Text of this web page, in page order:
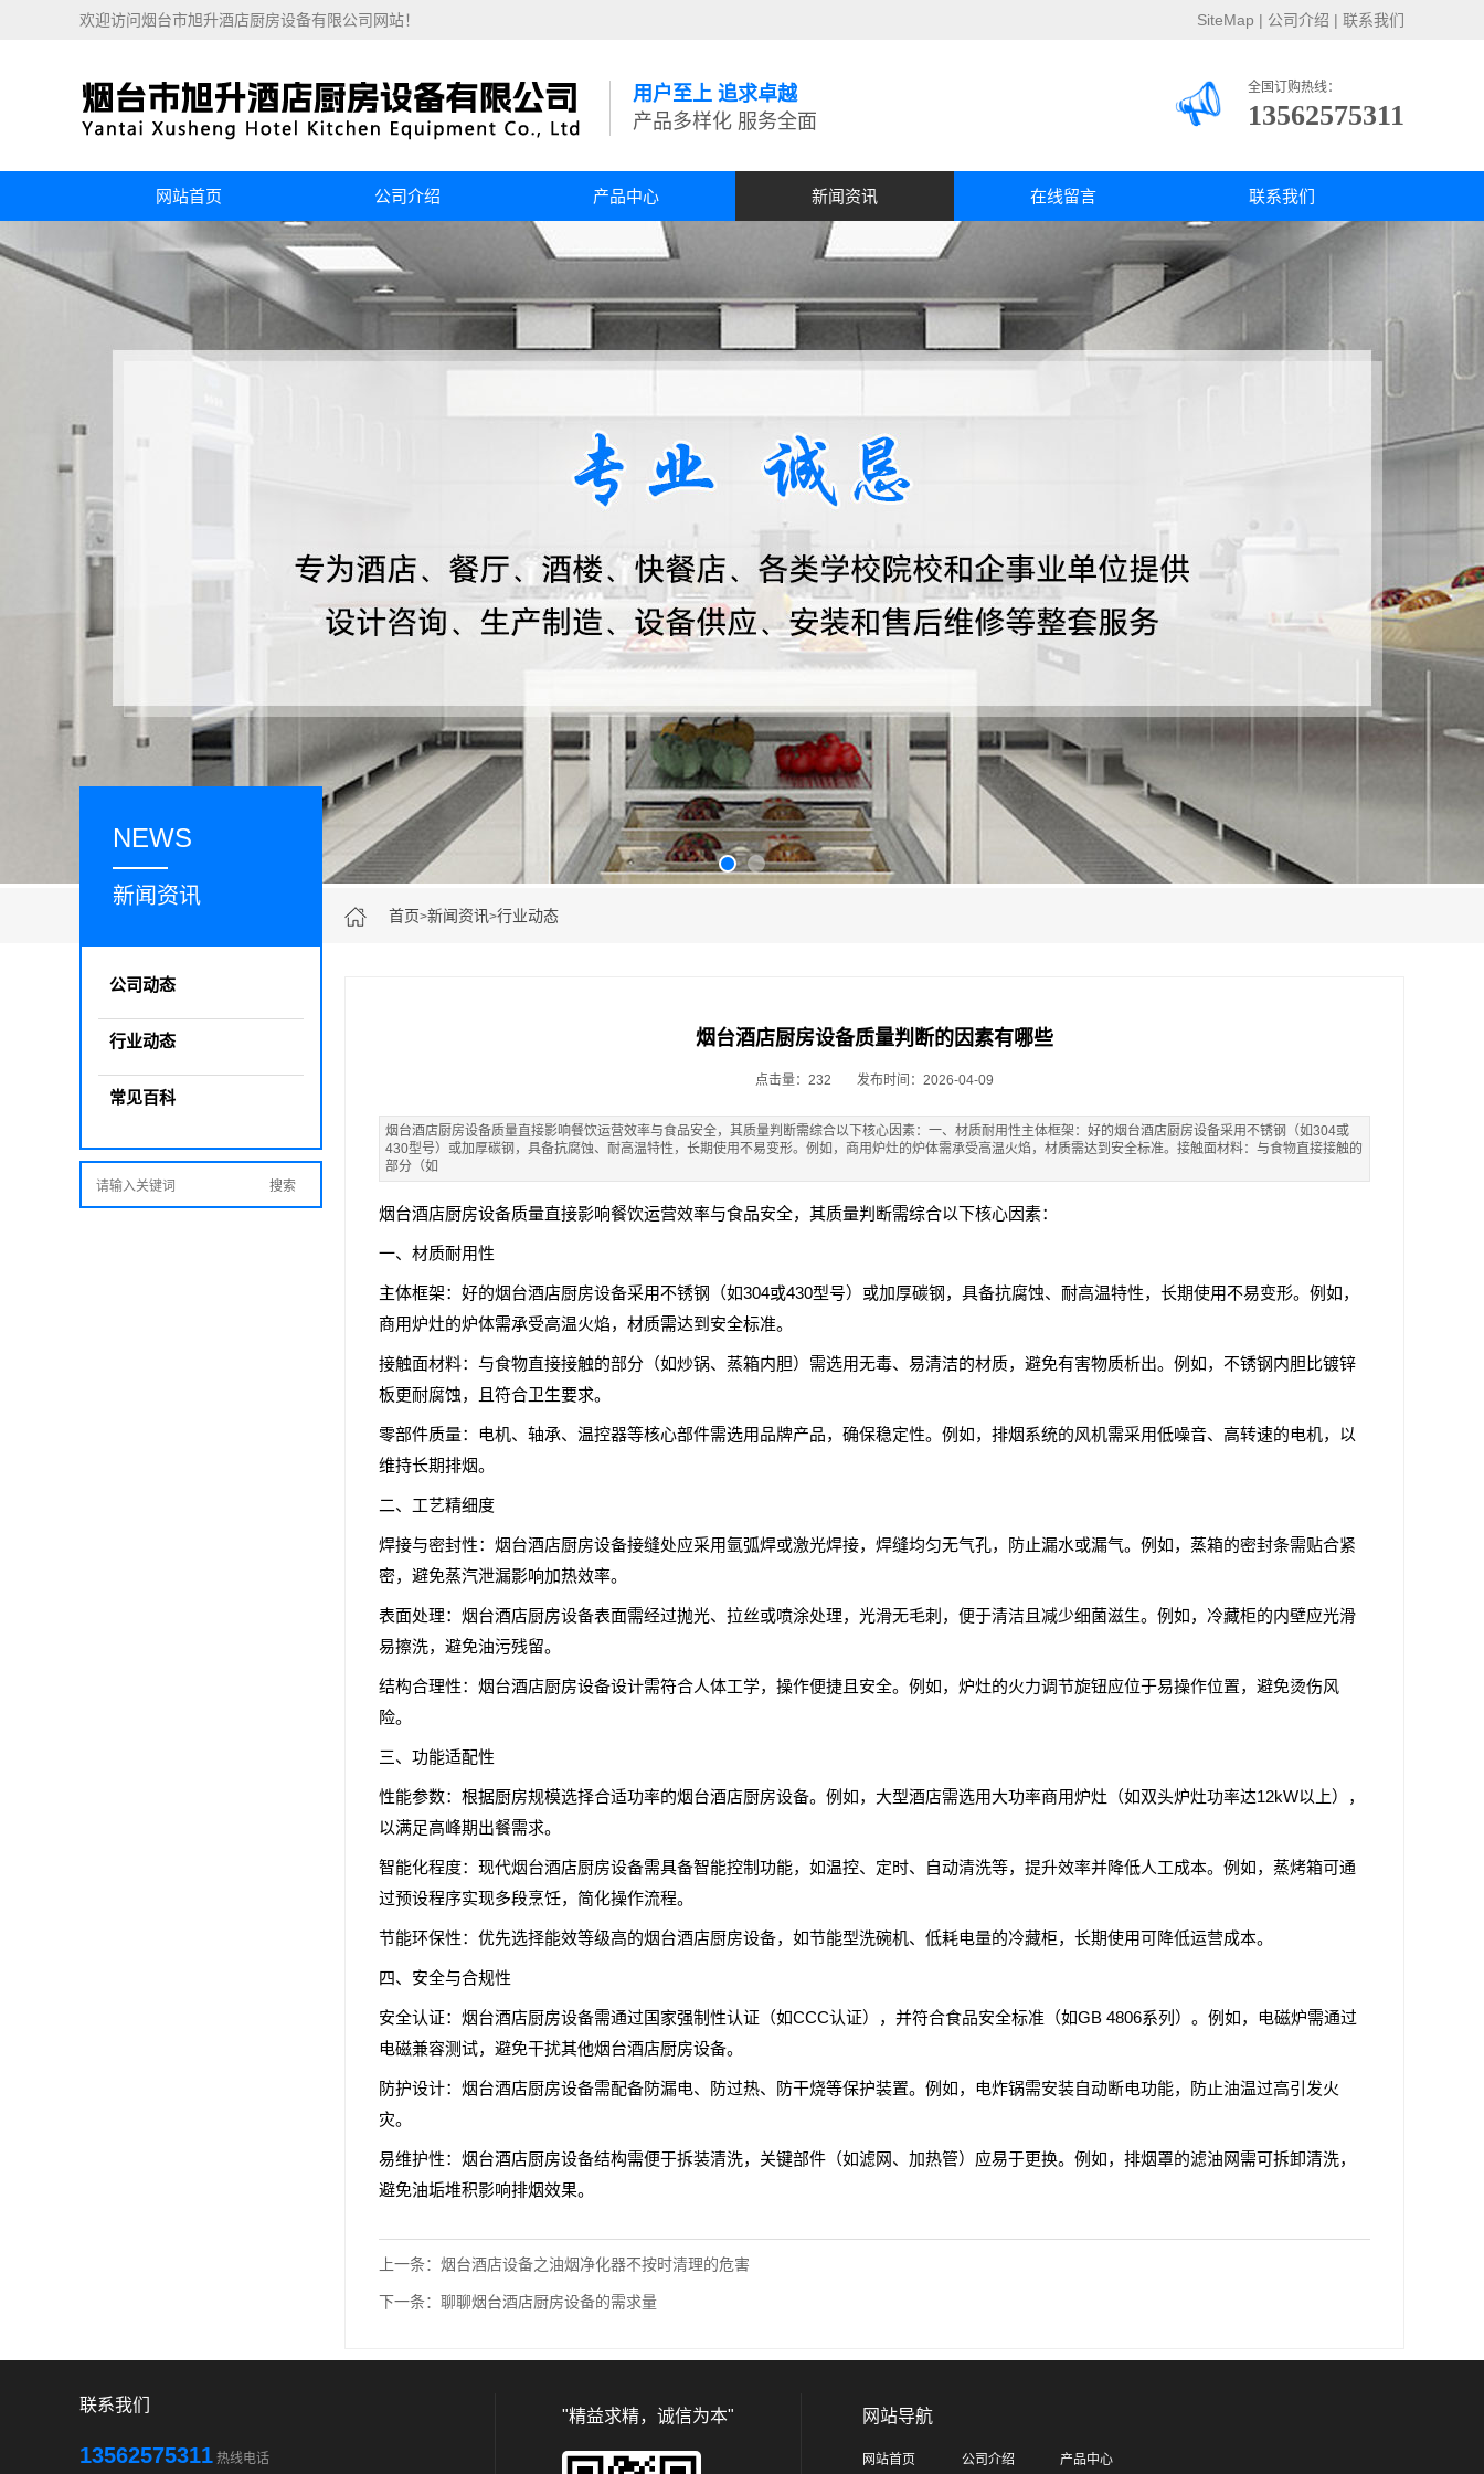
欢迎访问烟台市旭升酒店厨房设备有限公司网站！ SiteMap | 公司介绍 | 联系我们
用户至上 追求卓越
产品多样化 服务全面
全国订购热线：
13562575311
网站首页 公司介绍 产品中心 新闻资讯 在线留言 联系我们
首页>新闻资讯>行业动态
NEWS
新闻资讯
公司动态
行业动态
常见百科
烟台酒店厨房设备质量判断的因素有哪些
点击量：232 发布时间：2026-04-09
烟台酒店厨房设备质量直接影响餐饮运营效率与食品安全，其质量判断需综合以下核心因素：一、材质耐用性主体框架：好的烟台酒店厨房设备采用不锈钢（如304或
430型号）或加厚碳钢，具备抗腐蚀、耐高温特性，长期使用不易变形。例如，商用炉灶的炉体需承受高温火焰，材质需达到安全标准。接触面材料：与食物直接接触的
部分（如
烟台酒店厨房设备质量直接影响餐饮运营效率与食品安全，其质量判断需综合以下核心因素：
一、材质耐用性
主体框架：好的烟台酒店厨房设备采用不锈钢（如304或430型号）或加厚碳钢，具备抗腐蚀、耐高温特性，长期使用不易变形。例如，
商用炉灶的炉体需承受高温火焰，材质需达到安全标准。
接触面材料：与食物直接接触的部分（如炒锅、蒸箱内胆）需选用无毒、易清洁的材质，避免有害物质析出。例如，不锈钢内胆比镀锌
板更耐腐蚀，且符合卫生要求。
零部件质量：电机、轴承、温控器等核心部件需选用品牌产品，确保稳定性。例如，排烟系统的风机需采用低噪音、高转速的电机，以
维持长期排烟。
二、工艺精细度
焊接与密封性：烟台酒店厨房设备接缝处应采用氩弧焊或激光焊接，焊缝均匀无气孔，防止漏水或漏气。例如，蒸箱的密封条需贴合紧
密，避免蒸汽泄漏影响加热效率。
表面处理：烟台酒店厨房设备表面需经过抛光、拉丝或喷涂处理，光滑无毛刺，便于清洁且减少细菌滋生。例如，冷藏柜的内壁应光滑
易擦洗，避免油污残留。
结构合理性：烟台酒店厨房设备设计需符合人体工学，操作便捷且安全。例如，炉灶的火力调节旋钮应位于易操作位置，避免烫伤风
险。
三、功能适配性
性能参数：根据厨房规模选择合适功率的烟台酒店厨房设备。例如，大型酒店需选用大功率商用炉灶（如双头炉灶功率达12kW以上），
以满足高峰期出餐需求。
智能化程度：现代烟台酒店厨房设备需具备智能控制功能，如温控、定时、自动清洗等，提升效率并降低人工成本。例如，蒸烤箱可通
过预设程序实现多段烹饪，简化操作流程。
节能环保性：优先选择能效等级高的烟台酒店厨房设备，如节能型洗碗机、低耗电量的冷藏柜，长期使用可降低运营成本。
四、安全与合规性
安全认证：烟台酒店厨房设备需通过国家强制性认证（如CCC认证），并符合食品安全标准（如GB 4806系列）。例如，电磁炉需通过
电磁兼容测试，避免干扰其他烟台酒店厨房设备。
防护设计：烟台酒店厨房设备需配备防漏电、防过热、防干烧等保护装置。例如，电炸锅需安装自动断电功能，防止油温过高引发火
灾。
易维护性：烟台酒店厨房设备结构需便于拆装清洗，关键部件（如滤网、加热管）应易于更换。例如，排烟罩的滤油网需可拆卸清洗，
避免油垢堆积影响排烟效果。
上一条： 烟台酒店设备之油烟净化器不按时清理的危害
下一条： 聊聊烟台酒店厨房设备的需求量
联系我们
13562575311 热线电话
"精益求精，诚信为本" 网站导航
网站首页 公司介绍 产品中心